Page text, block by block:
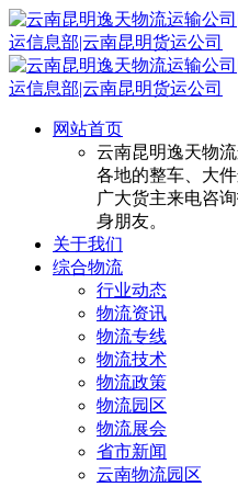
网站首页
云南昆明逸天物
各地的整车、大
广大货主来电咨
身朋友。
关于我们
综合物流
行业动态
物流资讯
物流专线
物流技术
物流政策
物流园区
物流展会
省市新闻
云南物流园区